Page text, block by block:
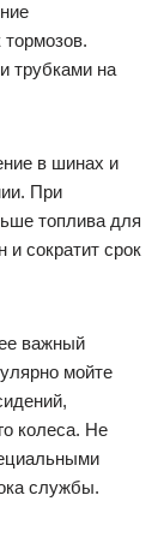
трубками на
в шинах и
При
топлива для
и сократит срок
важный
мойте
колеса. Не
службы.